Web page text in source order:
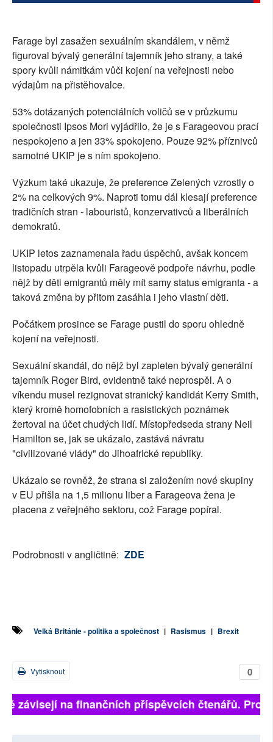
Farage byl zasažen sexuálním skandálem, v němž
figuroval bývalý generální tajemník jeho strany, a také
spory kvůli námitkám vůči kojení na veřejnosti nebo
výdajům na přistěhovalce.
53% dotázaných potenciálních voličů se v průzkumu
společnosti Ipsos Mori vyjádřilo, že je s Farageovou prací
nespokojeno a jen 33% spokojeno. Pouze 92% příznivců
samotné UKIP je s ním spokojeno.
Výzkum také ukazuje, že preference Zelených vzrostly o
2% na celkových 9%. Naproti tomu dál klesají preference
tradičních stran - labouristů, konzervativců a liberálních
demokratů.
UKIP letos zaznamenala řadu úspěchů, avšak koncem
listopadu utrpěla kvůli Farageově podpoře návrhu, podle
nějž by děti emigrantů měly mít samy status emigranta - a
taková změna by přitom zasáhla i jeho vlastní děti.
Počátkem prosince se Farage pustil do sporu ohledně
kojení na veřejnosti.
Sexuální skandál, do nějž byl zapleten bývalý generální
tajemník Roger Bird, evidentně také neprospěl. A o
víkendu musel rezignovat stranický kandidát Kerry Smith,
který kromě homofobních a rasistických poznámek
žertoval na účet chudých lidí. Místopředseda strany Neil
Hamilton se, jak se ukázalo, zastává návratu
"civilizované vlády" do Jihoafrické republiky.
Ukázalo se rovněž, že strana si založením nové skupiny
v EU přišla na 1,5 milionu liber a Farageova žena je
placena z veřejného sektoru, což Farage popíral.
Podrobnosti v angličtině: ZDE
Velká Británie - politika a společnost | Rasismus | Brexit
0
Vytisknout
závisejí na finančních příspěvcích čtenářů.